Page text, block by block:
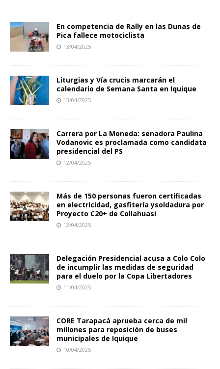
En competencia de Rally en las Dunas de
Pica fallece motociclista
13/04/2025
Liturgias y Vía crucis marcarán el
calendario de Semana Santa en Iquique
13/04/2025
Carrera por La Moneda: senadora Paulina
Vodanovic es proclamada como candidata
presidencial del PS
12/04/2025
Más de 150 personas fueron certificadas
en electricidad, gasfitería ysoldadura por
Proyecto C20+ de Collahuasi
12/04/2025
Delegación Presidencial acusa a Colo Colo
de incumplir las medidas de seguridad
para el duelo por la Copa Libertadores
11/04/2025
CORE Tarapacá aprueba cerca de mil
millones para reposición de buses
municipales de Iquique
10/04/2025